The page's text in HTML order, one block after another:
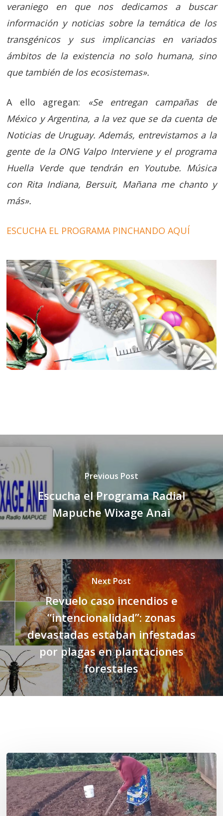
veraniego en que nos dedicamos a buscar
información y noticias sobre la temática de los
transgénicos y sus implicancias en variados
ámbitos de la existencia no solo humana, sino
que también de los ecosistemas».
A ello agregan:
«Se entregan campañas de
México y Argentina, a la vez que se da cuenta de
Noticias de Uruguay. Además, entrevistamos a la
gente de la ONG Valpo Interviene y el programa
Huella Verde que tendrán en Youtube. Música
con Rita Indiana, Bersuit, Mañana me chanto y
más».
ESCUCHA EL PROGRAMA PINCHANDO AQUÍ
Previous Post
Escucha el Programa Radial
Mapuche Wixage Anai
Next Post
Revuelo caso incendios e
“intencionalidad”: zonas
devastadas estaban infestadas
por plagas en plantaciones
forestales
«La
privatización
de
las